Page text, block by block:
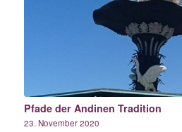
Pfade der Andinen Tradition
23. November 2020